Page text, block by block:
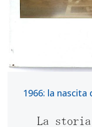
La
1966: la nascita